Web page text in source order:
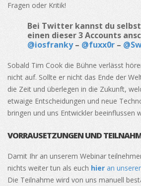
Fragen oder Kritik!
Bei Twitter kannst du
einen dieser 3 Accounts
@iosfranky– @fuxx0r –
Sobald Tim Cook die Bühne verlässt
nicht auf. Sollte er nicht das Ende der
die Zeit und überlegen in die Zukunft,
etwaige Entscheidungen und neue
bringen und uns Entwickler beeinflussen
VORRAUSETZUNGEN UND
Damit Ihr an unserem Webinar
nichts weiter tun als euch hier an
Die Teilnahme wird von uns manuell